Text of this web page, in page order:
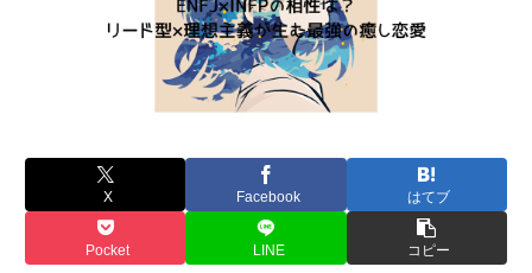
X Facebook はてブ
Pocket LINE コピー